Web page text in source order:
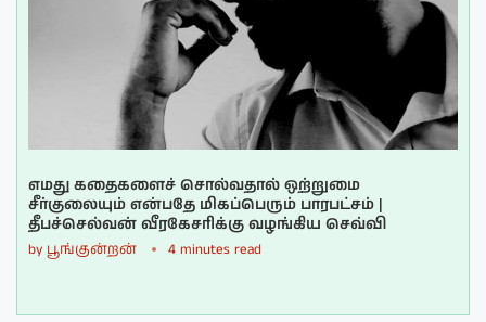
எமது கதைகளைச் சொல்வதால் ஒற்றுமை
சீர்குலையும் என்பதே மிகப்பெரும் பாரபட்சம் |
தீபச்செல்வன் வீரகேசரிக்கு வழங்கிய செவ்வி
by பூங்குன்றன் 4 minutes read